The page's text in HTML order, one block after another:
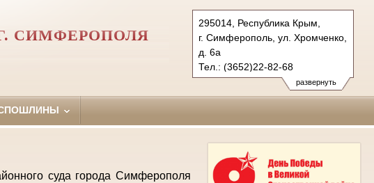
развернуть
295014, Республика Крым,
г. Симферополь, ул. Хромченко,
д. 6а
Тел.: (3652)22-82-68
zheleznodorozhniy.krm@sudrf.ru
СИМФЕРОПОЛЯ
суда города Симферополя